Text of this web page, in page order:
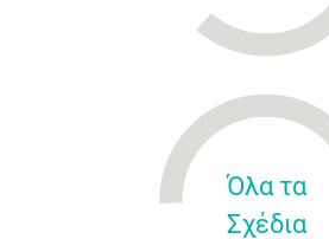
Όλα τα
Σχέδια